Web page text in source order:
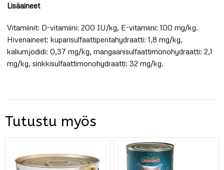
Lisäaineet
Vitamiinit: D-vitamiini: 200 IU/kg, E-vitamiini: 100 mg/kg.
Hivenaineet: kuparisulfaattipentahydraatti: 1,8 mg/kg,
kaliumjodidi: 0,37 mg/kg, mangaanisulfaattimonohydraatti: 2,1
mg/kg, sinkkisulfaattimonohydraatti: 32 mg/kg.
Tutustu myös